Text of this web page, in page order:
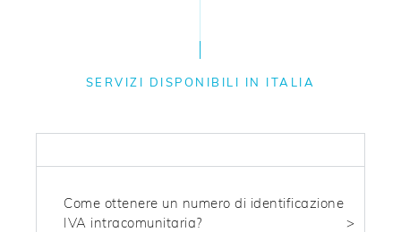
SERVIZI DISPONIBILI IN ITALIA
Come ottenere un numero di identificazione
IVA intracomunitaria?